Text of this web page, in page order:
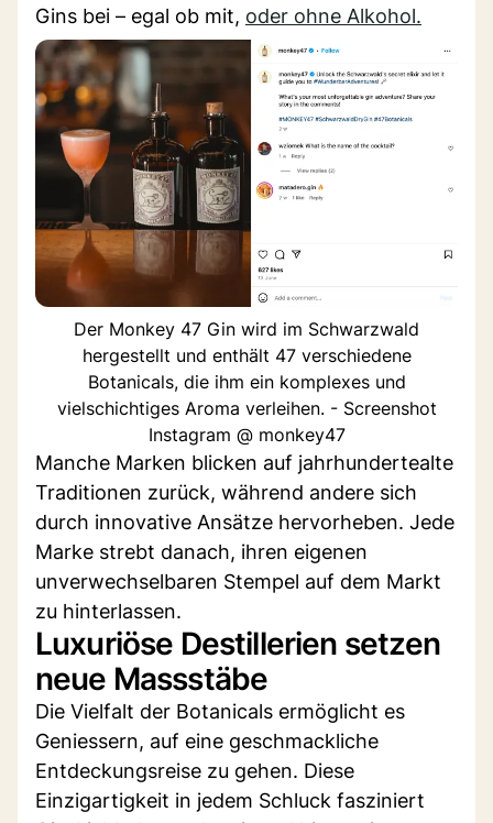
Gins bei – egal ob mit, oder ohne Alkohol.
Der Monkey 47 Gin wird im Schwarzwald
hergestellt und enthält 47 verschiedene
Botanicals, die ihm ein komplexes und
vielschichtiges Aroma verleihen. - Screenshot
Instagram @ monkey47
Manche Marken blicken auf jahrhundertealte
Traditionen zurück, während andere sich
durch innovative Ansätze hervorheben. Jede
Marke strebt danach, ihren eigenen
unverwechselbaren Stempel auf dem Markt
zu hinterlassen.
Luxuriöse Destillerien setzen
neue Massstäbe
Die Vielfalt der Botanicals ermöglicht es
Geniessern, auf eine geschmackliche
Entdeckungsreise zu gehen. Diese
Einzigartigkeit in jedem Schluck fasziniert